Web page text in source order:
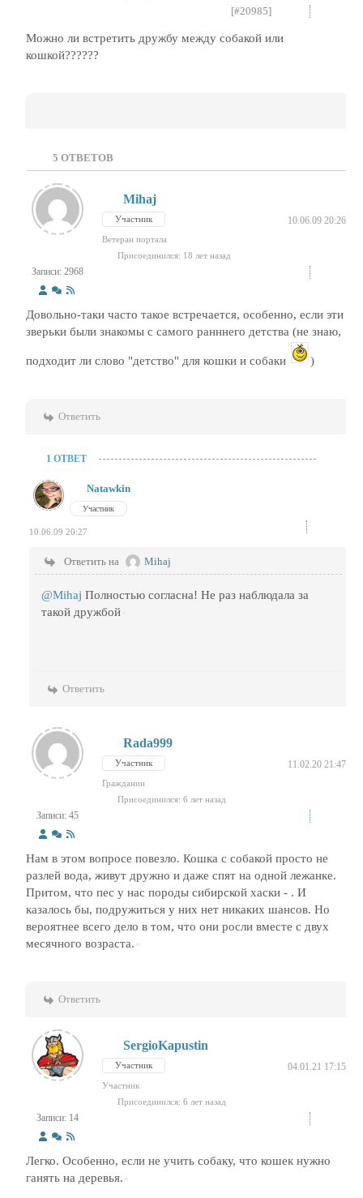
[#20985]
Можно ли встретить дружбу между собакой или
кошкой??????
5 ОТВЕТОВ
Записи: 2968
Mihaj
Участник 10.06.09 20:26
Ветеран портала
Присоединился: 18 лет назад
Довольно-таки часто такое встречается, особенно, если эти
зверьки были знакомы с самого ранннего детства (не знаю,
подходит ли слово "детство" для кошки и собаки )
Ответить
1 ОТВЕТ
Natawkin
Участник
10.06.09 20:27
Ответить на Mihaj
@Mihaj Полностью согласна! Не раз наблюдала за
такой дружбой
Ответить
Записи: 45
Rada999
Участник 11.02.20 21:47
Гражданин
Присоединился: 6 лет назад
Нам в этом вопросе повезло. Кошка с собакой просто не
разлей вода, живут дружно и даже спят на одной лежанке.
Притом, что пес у нас породы сибирской хаски - . И
казалось бы, подружиться у них нет никаких шансов. Но
вероятнее всего дело в том, что они росли вместе с двух
месячного возраста.
Ответить
Записи: 14
SergioKapustin
Участник 04.01.21 17:15
Участник
Присоединился: 6 лет назад
Легко. Особенно, если не учить собаку, что кошек нужно
ганять на деревья.